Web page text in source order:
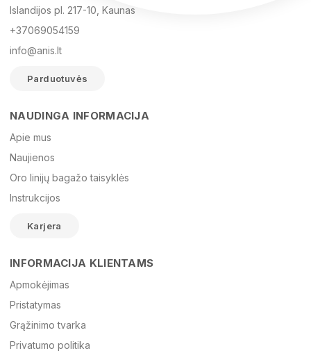
El. paštas
Žinutė
Islandijos pl. 217-10, Kaunas
+37069054159
info@anis.lt
Parduotuvės
NAUDINGA INFORMACIJA
Apie mus
Naujienos
Oro linijų bagažo taisyklės
Instrukcijos
Karjera
INFORMACIJA KLIENTAMS
Apmokėjimas
Pristatymas
Grąžinimo tvarka
Privatumo politika